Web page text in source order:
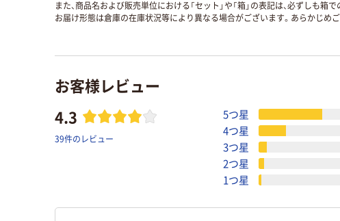
また、商品名および販売単位における「セット」や「箱」の表記は、必ずしも箱
お届け形態は倉庫の在庫状況等により異なる場合がございます。あらかじめご
お客様レビュー
4.3
39件のレビュー
5つ星
4つ星
3つ星
2つ星
1つ星